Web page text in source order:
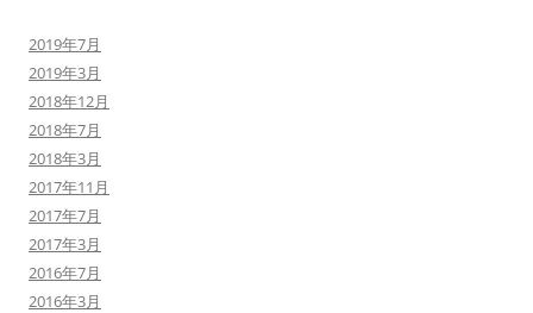
2019年7月
2019年3月
2018年12月
2018年7月
2018年3月
2017年11月
2017年7月
2017年3月
2016年7月
2016年3月